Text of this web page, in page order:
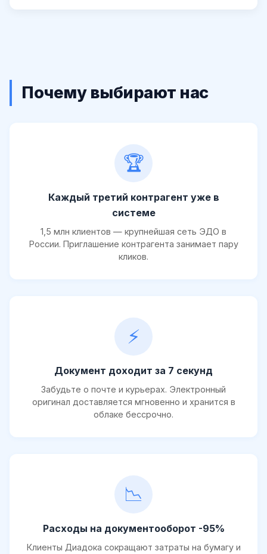
Почему выбирают нас
🏆
Каждый третий контрагент уже в
системе
1,5 млн клиентов — крупнейшая сеть ЭДО в
России. Приглашение контрагента занимает пару
кликов.
⚡
Документ доходит за 7 секунд
Забудьте о почте и курьерах. Электронный
оригинал доставляется мгновенно и хранится в
облаке бессрочно.
📉
Расходы на документооборот -95%
Клиенты Диадока сокращают затраты на бумагу и